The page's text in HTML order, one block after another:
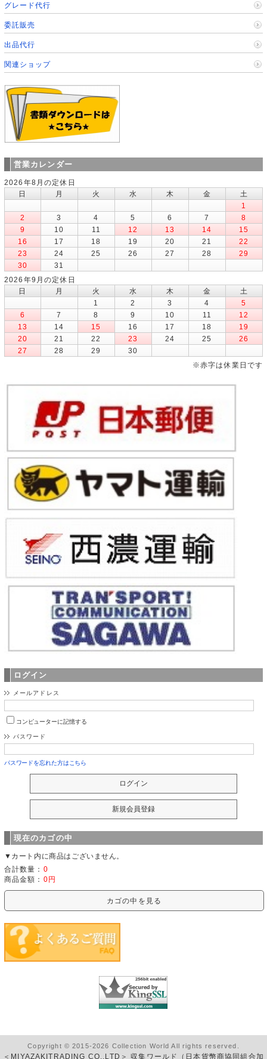
グレード代行
委託販売
出品代行
関連ショップ
営業カレンダー
2026年8月の定休日
日
月 火 水 木 金
土
1
2
3 4 5 6 7
8
9
10 11 12 13 14
15
16
17 18 19 20 21
22
23
24 25 26 27 28
29
30
31
2026年9月の定休日
日
月 火 水 木 金
土
1
2 3 4
5
6
7 8 9 10 11
12
13
14 15 16 17 18
19
20
21 22 23 24 25
26
27
28 29
30
※赤字は休業日です
ログイン
メールアドレス
コンピューターに記憶する
パスワード
パスワードを忘れた方はこちら
現在のカゴの中
▼カート内に商品はございません。
合計数量： 0
商品金額： 0円
カゴの中を見る
Copyright © 2015-2026 Collection World All rights reserved.
＜MIYAZAKITRADING CO.,LTD＞ 収集ワールド（日本貨幣商協同組合加